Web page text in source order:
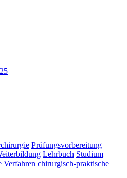
Prüfungsvorbereitung
Lehrbuch Studium
Verfahren chirurgisch-praktische